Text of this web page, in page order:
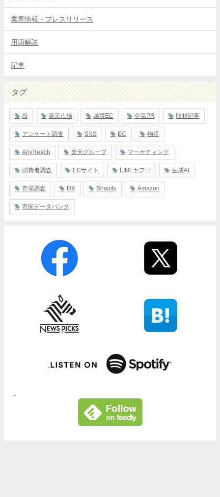
業界情報・プレスリリース
用語解説
記事
タグ
AI 楽天市場 越境EC 企業PR 取材記事
アンケート調査 SNS EC 物流
AnyReach 楽天グループ マーケティング
消費者調査 ECサイト LINEヤフー 生成AI
市場調査 DX Shopify Amazon
帝国データバンク